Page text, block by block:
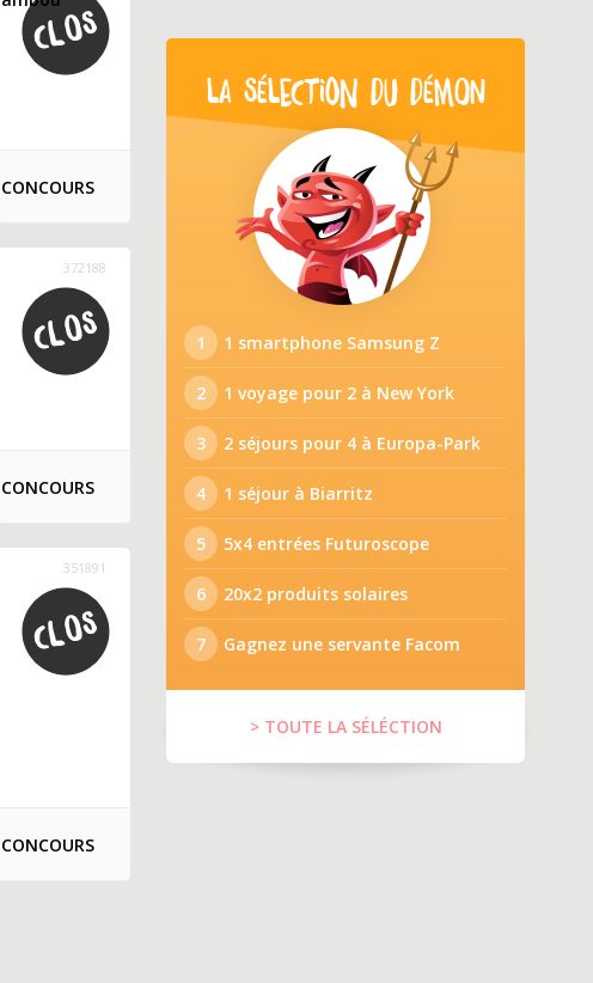
372188
351891
LA SÉLECTION DU DÉMON
1 1 smartphone Samsung Z
2 1 voyage pour 2 à New York
3 2 séjours pour 4 à Europa-Park
4 1 séjour à Biarritz
5 5x4 entrées Futuroscope
6 20x2 produits solaires
7 Gagnez une servante Facom
> TOUTE LA SÉLÉCTION